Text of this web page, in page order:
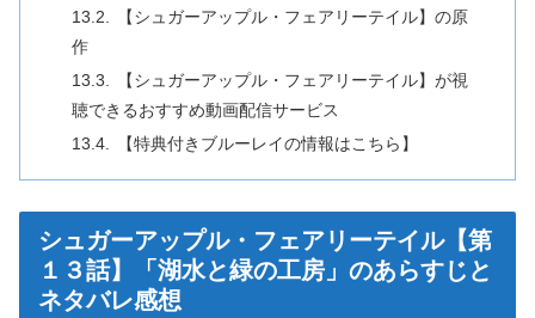
【シュガーアップル・フェアリーテイル】の原
作
【シュガーアップル・フェアリーテイル】が視
聴できるおすすめ動画配信サービス
【特典付きブルーレイの情報はこちら】
シュガーアップル・フェアリーテイル【第
１３話】「湖水と緑の工房」のあらすじと
ネタバレ感想